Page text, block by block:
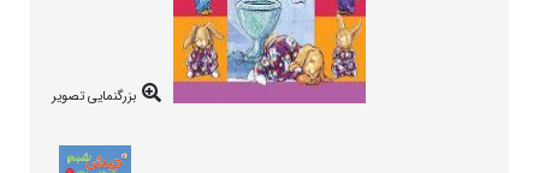
بزرگنمایی تصویر